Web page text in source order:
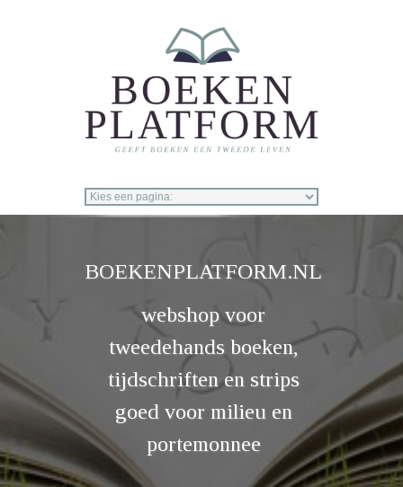
BOEKENPLATFORM.NL
webshop voor
tweedehands boeken,
tijdschriften en strips
goed voor milieu en
portemonnee